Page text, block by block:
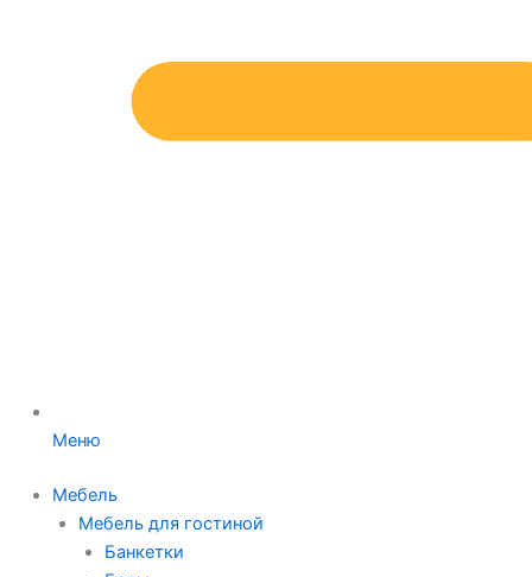
Меню
Мебель
Мебель для гостиной
Банкетки